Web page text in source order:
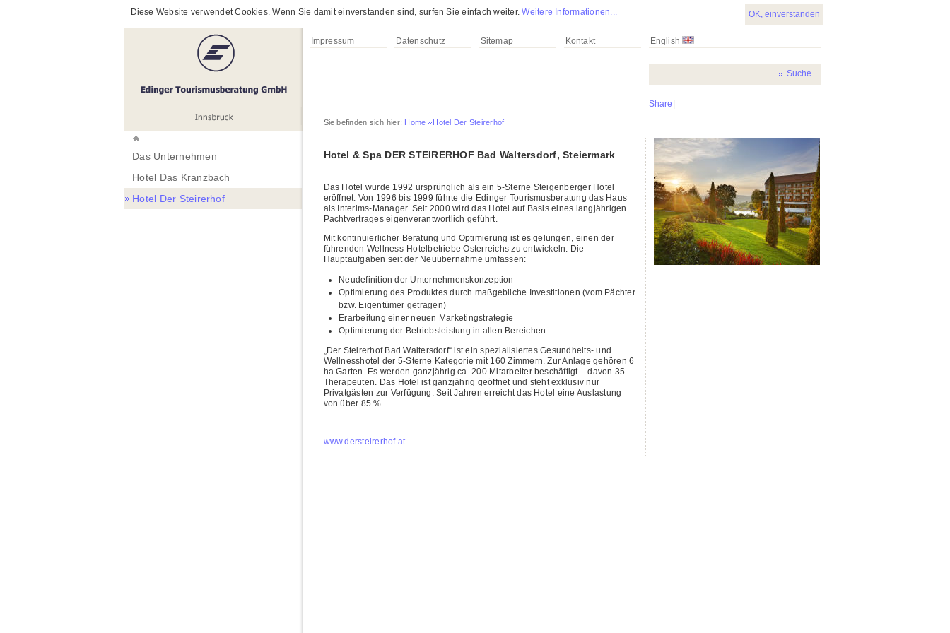
Diese Website verwendet Cookies. Wenn Sie damit einverstanden sind, surfen Sie einfach weiter.Weitere Informationen... OK, einverstanden
Impressum Datenschutz Sitemap Kontakt English
Share
Sie befinden sich hier: Home Hotel Der Steirerhof
Hotel & Spa DER STEIRERHOF Bad Waltersdorf, Steiermark
Das Hotel wurde 1992 ursprünglich als ein 5-Sterne Steigenberger Hotel
eröffnet. Von 1996 bis 1999 führte die Edinger Tourismusberatung das Haus
als Interims-Manager. Seit 2000 wird das Hotel auf Basis eines langjährigen
Pachtvertrages eigenverantwortlich geführt.
Mit kontinuierlicher Beratung und Optimierung ist es gelungen, einen der
führenden Wellness-Hotelbetriebe Österreichs zu entwickeln. Die
Hauptaufgaben seit der Neuübernahme umfassen:
Neudefinition der Unternehmenskonzeption
Optimierung des Produktes durch maßgebliche Investitionen (vom Pächter
bzw. Eigentümer getragen)
Erarbeitung einer neuen Marketingstrategie
Optimierung der Betriebsleistung in allen Bereichen
„Der Steirerhof Bad Waltersdorf“ ist ein spezialisiertes Gesundheits- und
Wellnesshotel der 5-Sterne Kategorie mit 160 Zimmern. Zur Anlage gehören 6
ha Garten. Es werden ganzjährig ca. 200 Mitarbeiter beschäftigt – davon 35
Therapeuten. Das Hotel ist ganzjährig geöffnet und steht exklusiv nur
Privatgästen zur Verfügung. Seit Jahren erreicht das Hotel eine Auslastung
von über 85 %.
www.dersteirerhof.at
Das Unternehmen
Hotel Das Kranzbach
Hotel Der Steirerhof